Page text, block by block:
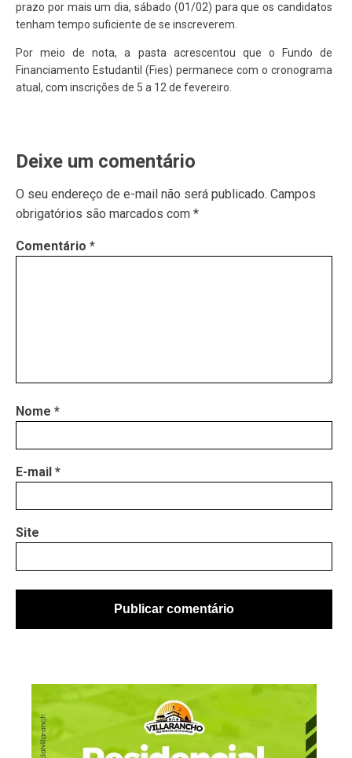
prazo por mais um dia, sábado (01/02) para que os candidatos
tenham tempo suficiente de se inscreverem.
Por meio de nota, a pasta acrescentou que o Fundo de
Financiamento Estudantil (Fies) permanece com o cronograma
atual, com inscrições de 5 a 12 de fevereiro.
Deixe um comentário
O seu endereço de e-mail não será publicado. Campos
obrigatórios são marcados com *
Comentário *
Nome *
E-mail *
Site